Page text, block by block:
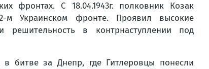
фронтах. С 18.04.1943г. полковник Козак
м Украинском фронте. Проявил высокие
решительность в контрнаступлении под
битве за Днепр, где Гитлеровцы понесли